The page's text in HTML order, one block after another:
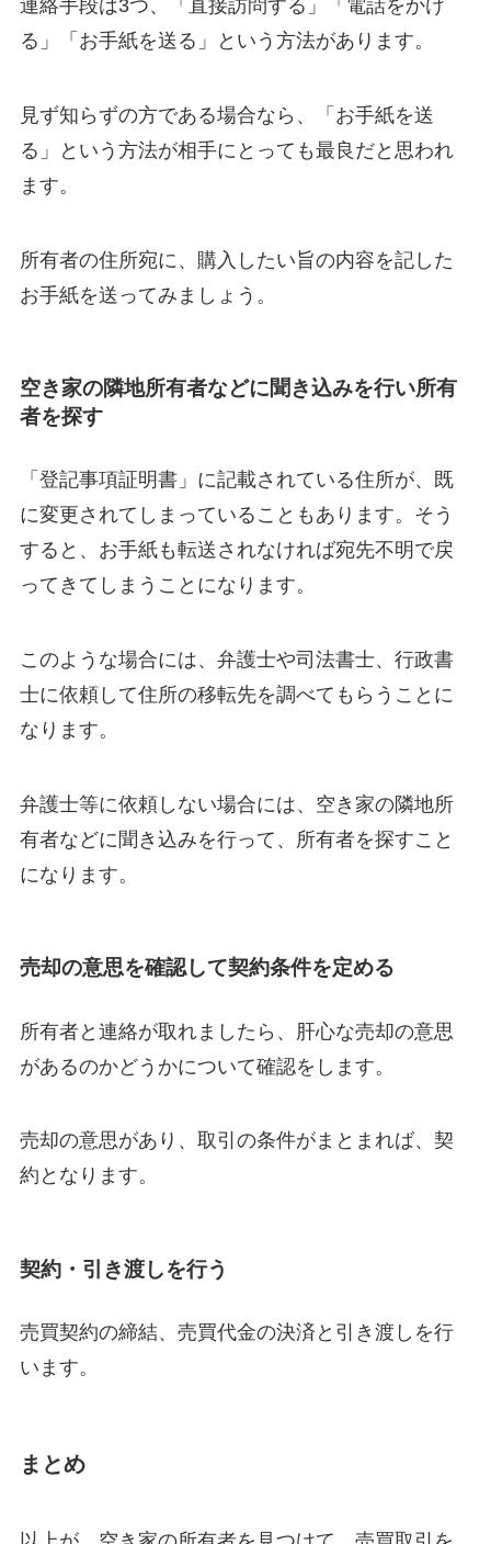
連絡手段は3つ、「直接訪問する」「電話をかけ
る」「お手紙を送る」という方法があります。
見ず知らずの方である場合なら、「お手紙を送
る」という方法が相手にとっても最良だと思われ
ます。
所有者の住所宛に、購入したい旨の内容を記した
お手紙を送ってみましょう。
空き家の隣地所有者などに聞き込みを行い所有
者を探す
「登記事項証明書」に記載されている住所が、既
に変更されてしまっていることもあります。そう
すると、お手紙も転送されなければ宛先不明で戻
ってきてしまうことになります。
このような場合には、弁護士や司法書士、行政書
士に依頼して住所の移転先を調べてもらうことに
なります。
弁護士等に依頼しない場合には、空き家の隣地所
有者などに聞き込みを行って、所有者を探すこと
になります。
売却の意思を確認して契約条件を定める
所有者と連絡が取れましたら、肝心な売却の意思
があるのかどうかについて確認をします。
売却の意思があり、取引の条件がまとまれば、契
約となります。
契約・引き渡しを行う
売買契約の締結、売買代金の決済と引き渡しを行
います。
まとめ